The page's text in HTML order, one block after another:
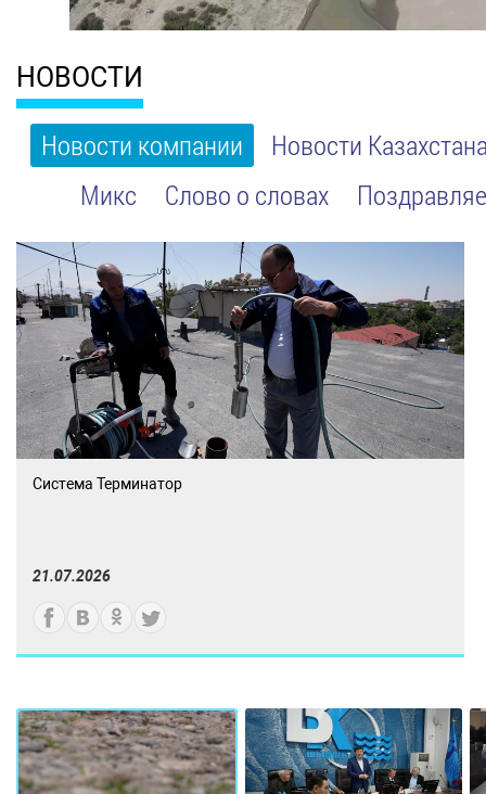
НОВОСТИ
Новости компании
Новости
Микс
Слово о словах
Система Терминатор
21.07.2026